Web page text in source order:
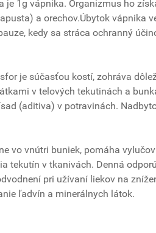
je 1g vápnika. Organizmus ho
a orechov.Úbytok vápnika
kedy sa stráca ochranný
je súčasťou kostí, zohráva
v telových tekutinách a
(aditiva) v potravinách.
vo vnútri buniek, pomáha
tekutín v tkanivách. Denná
pri užívaní liekov na
ľadvín a minerálnych látok.